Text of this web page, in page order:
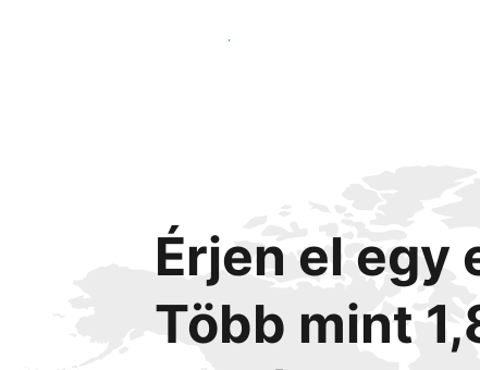
Vágjon bele még ma
Érjen el egy
Több mint